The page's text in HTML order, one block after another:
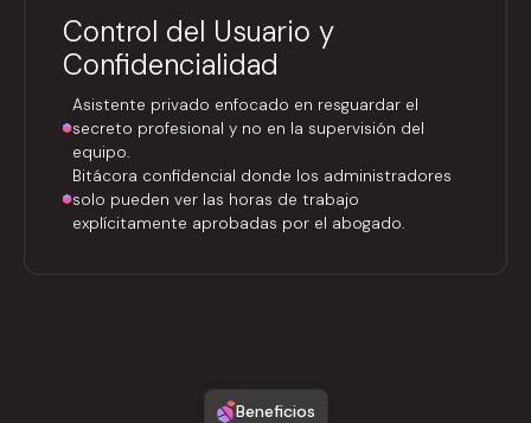
Control del Usuario y
Confidencialidad
Asistente privado enfocado en resguardar el
secreto profesional y no en la supervisión del
equipo.
Bitácora confidencial donde los administradores
solo pueden ver las horas de trabajo
explícitamente aprobadas por el abogado.
Beneficios